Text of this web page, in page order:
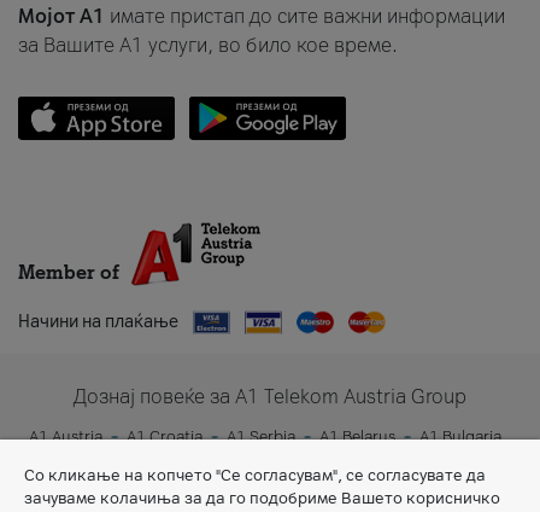
Мојот A1 имате пристап до сите важни информации
за Вашите A1 услуги, во било кое време.
Member of
Начини на плаќање
Дознај повеќе за A1 Telekom Austria Group
A1 Austria A1 Croatia A1 Serbia A1 Belarus
A1 Bulgaria
A1 Slovenia
A1 Digital
Со кликање на копчето "Се согласувам", се согласувате да
зачуваме колачиња за да го подобриме Вашето корисничко